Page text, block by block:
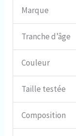
Marque
Tranche d’âge
Couleur
Taille testée
Composition